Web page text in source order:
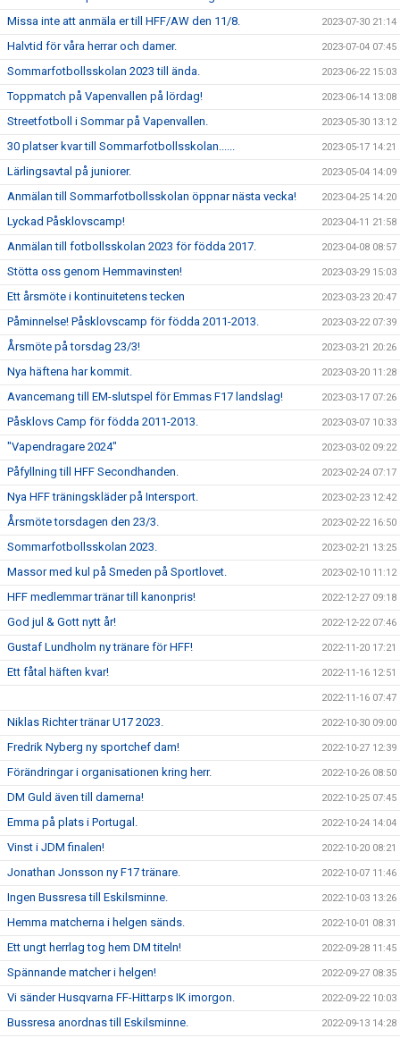
Missa inte att anmäla er till HFF/AW den 11/8. 2023-07-30 21:14
Halvtid för våra herrar och damer. 2023-07-04 07:45
Sommarfotbollsskolan 2023 till ända. 2023-06-22 15:03
Toppmatch på Vapenvallen på lördag! 2023-06-14 13:08
Streetfotboll i Sommar på Vapenvallen. 2023-05-30 13:12
30 platser kvar till Sommarfotbollsskolan...... 2023-05-17 14:21
Lärlingsavtal på juniorer. 2023-05-04 14:09
Anmälan till Sommarfotbollsskolan öppnar nästa vecka! 2023-04-25 14:20
Lyckad Påsklovscamp! 2023-04-11 21:58
Anmälan till fotbollsskolan 2023 för födda 2017. 2023-04-08 08:57
Stötta oss genom Hemmavinsten! 2023-03-29 15:03
Ett årsmöte i kontinuitetens tecken 2023-03-23 20:47
Påminnelse! Påsklovscamp för födda 2011-2013. 2023-03-22 07:39
Årsmöte på torsdag 23/3! 2023-03-21 20:26
Nya häftena har kommit. 2023-03-20 11:28
Avancemang till EM-slutspel för Emmas F17 landslag! 2023-03-17 07:26
Påsklovs Camp för födda 2011-2013. 2023-03-07 10:33
"Vapendragare 2024" 2023-03-02 09:22
Påfyllning till HFF Secondhanden. 2023-02-24 07:17
Nya HFF träningskläder på Intersport. 2023-02-23 12:42
Årsmöte torsdagen den 23/3. 2023-02-22 16:50
Sommarfotbollsskolan 2023. 2023-02-21 13:25
Massor med kul på Smeden på Sportlovet. 2023-02-10 11:12
HFF medlemmar tränar till kanonpris! 2022-12-27 09:18
God jul & Gott nytt år! 2022-12-22 07:46
Gustaf Lundholm ny tränare för HFF! 2022-11-20 17:21
Ett fåtal häften kvar! 2022-11-16 12:51
2022-11-16 07:47
Niklas Richter tränar U17 2023. 2022-10-30 09:00
Fredrik Nyberg ny sportchef dam! 2022-10-27 12:39
Förändringar i organisationen kring herr. 2022-10-26 08:50
DM Guld även till damerna! 2022-10-25 07:45
Emma på plats i Portugal. 2022-10-24 14:04
Vinst i JDM finalen! 2022-10-20 08:21
Jonathan Jonsson ny F17 tränare. 2022-10-07 11:46
Ingen Bussresa till Eskilsminne. 2022-10-03 13:26
Hemma matcherna i helgen sänds. 2022-10-01 08:31
Ett ungt herrlag tog hem DM titeln! 2022-09-28 11:45
Spännande matcher i helgen! 2022-09-27 08:35
Vi sänder Husqvarna FF-Hittarps IK imorgon. 2022-09-22 10:03
Bussresa anordnas till Eskilsminne. 2022-09-13 14:28